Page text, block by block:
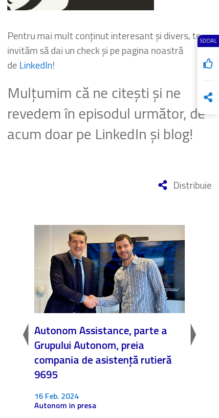
SOCIAL
Pentru mai mult conținut interesant și divers, te
invităm să dai un check și pe pagina noastră
de LinkedIn!
Mulțumim că ne citești și ne
revedem în episodul următor, de
acum doar pe LinkedIn și blog!
Distribuie
Autonom Assistance, parte a
Grupului Autonom, preia
compania de asistență rutieră
9695
16 Feb. 2024
Autonom in presa